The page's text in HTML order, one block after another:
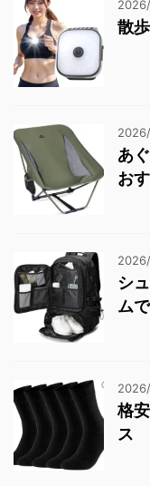
散
あ
お
シ
ム
格
ス